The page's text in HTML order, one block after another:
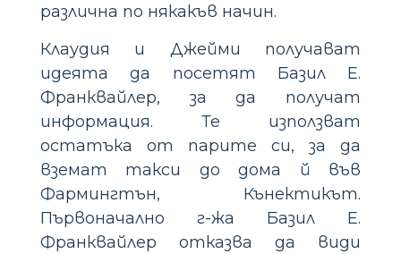
различна по някакъв начин.
Клаудия и Джейми получават
идеята да посетят Базил Е.
Франквайлер, за да получат
информация. Те използват
остатъка от парите си, за да
вземат такси до дома й във
Фармингтън, Кънектикът.
Първоначално г-жа Базил Е.
Франквайлер отказва да види